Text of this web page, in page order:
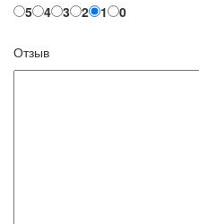
5 4 3 2 1 0
Отзыв